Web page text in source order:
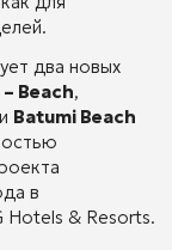
два новых
Beach,
Batumi Beach
в
Hotels & Resorts.